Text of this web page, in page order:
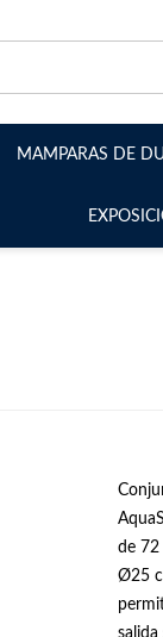
MAMPARAS DE
de 72
Ø25